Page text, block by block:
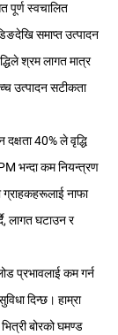
पूर्ण स्वचालित
समाप्त उत्पादन
श्रम लागत मात्र
उत्पादन सटीकता
दक्षता 40% ले वृद्धि
भन्दा कम नियन्त्रण
ग्राहकहरूलाई नाफा
लागत घटाउन र
प्रभावलाई कम गर्न
दिन्छ। हाम्रा
बोरको घमण्ड